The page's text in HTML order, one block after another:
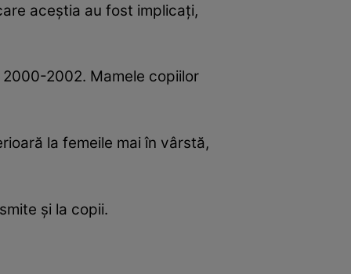
aceştia au fost implicaţi,
2002. Mamele copiilor
la femeile mai în vârstă,
şi la copii.